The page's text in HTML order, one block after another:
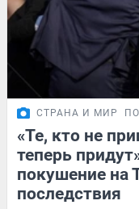
СТРАНА И МИР
«Те, кто не
теперь
покушение на
последствия